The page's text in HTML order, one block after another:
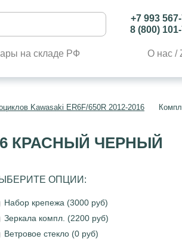
+7 993
8 (800)
на складе РФ О нас /
Kawasaki ER6F/650R 2012-2016
КРАСНЫЙ ЧЕРНЫЙ
ОПЦИИ:
Набор крепежа (3000 руб)
Зеркала компл. (2200 руб)
Ветровое стекло (0 руб)